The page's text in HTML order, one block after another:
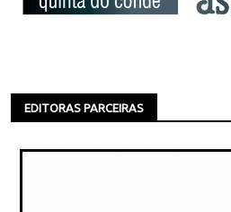
EDITORAS PARCEIRAS